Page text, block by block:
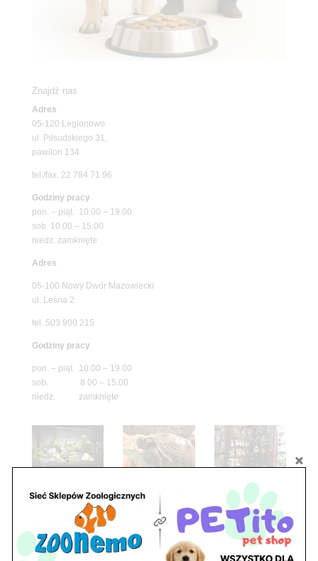
Znajdź nas
Adres
05-120 Legionowo
ul. Piłsudskiego 31,
pawilon 134
tel./fax. 22 784 71 96
Godziny pracy
pon. – piąt. 10.00 – 19.00
sob. 10.00 – 15.00
niedz. zamknięte
Adres
05-100 Nowy Dwór Mazowiecki
ul. Leśna 2
tel. 503 900 215
Godziny pracy
pon. – piąt. 10.00 – 19.00
sob. 8.00 – 15.00
niedz. zamknięte